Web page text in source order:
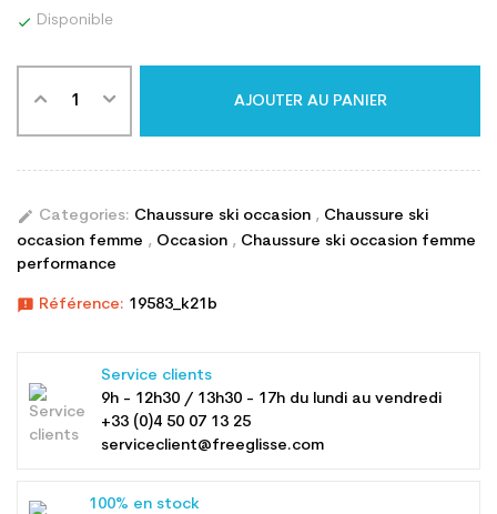
 Disponible
AJOUTER AU PANIER
edit Categories: Chaussure ski occasion , Chaussure ski
occasion femme , Occasion , Chaussure ski occasion femme
performance
announcement Référence: 19583_k21b
Service clients
9h - 12h30 / 13h30 - 17h du lundi au vendredi
+33 (0)4 50 07 13 25
serviceclient@freeglisse.com
100% en stock